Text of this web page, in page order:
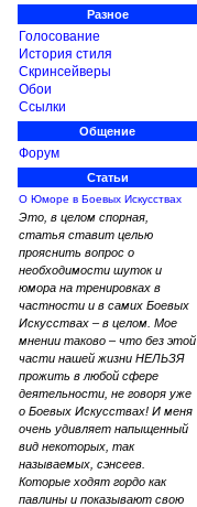
Разное
Голосование
История стиля
Скринсейверы
Обои
Ссылки
Общение
Форум
Статьи
О Юморе в Боевых Искусствах
Это, в целом спорная,
статья ставит целью
прояснить вопрос о
необходимости шуток и
юмора на тренировках в
частности и в самих Боевых
Искусствах – в целом. Мое
мнении таково – что без этой
части нашей жизни НЕЛЬЗЯ
прожить в любой сфере
деятельности, не говоря уже
о Боевых Искусствах! И меня
очень удивляет напыщенный
вид некоторых, так
называемых, сэнсеев.
Которые ходят гордо как
павлины и показывают свою